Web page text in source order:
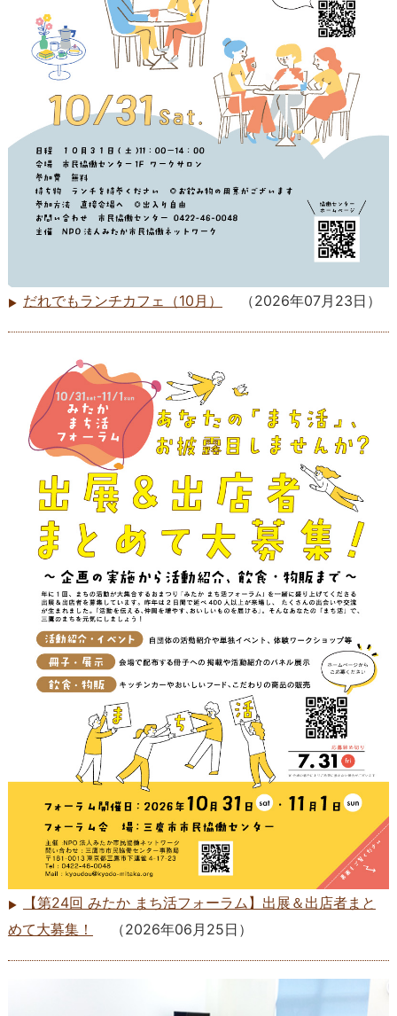
だれでもランチカフェ（10月） （2026年07月23日 ）
【第24回 みたか まち活フォーラム】出展＆出店者まと
めて大募集！
（2026年06月25日 ）